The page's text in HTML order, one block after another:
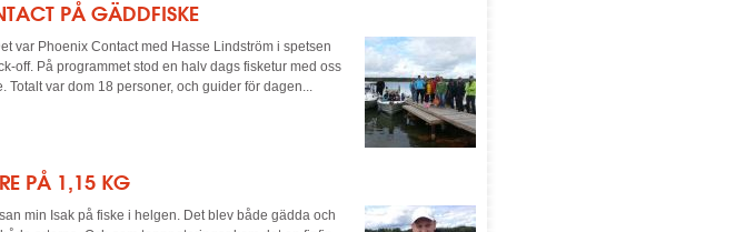
PÅ GÄDDFISKE
var Phoenix Contact med Hasse Lindström i spetsen
off. På programmet stod en halv dags fisketur med oss
var dom 18 personer, och guider för dagen...
PÅ 1,15 KG
min Isak på fiske i helgen. Det blev både gädda och